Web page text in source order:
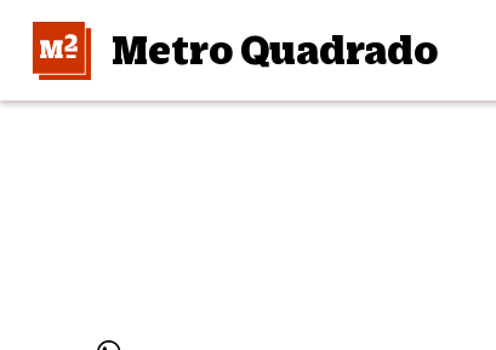
Metro Quadrado